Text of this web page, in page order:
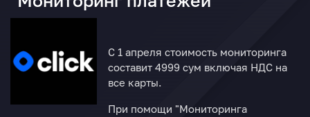
С 1 апреля стоимость мониторинга
составит 4999 сум включая НДС на
все карты.
При помощи "Мониторинга